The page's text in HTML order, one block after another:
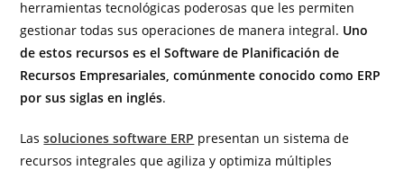
herramientas tecnológicas poderosas que les permiten
gestionar todas sus operaciones de manera integral. Uno
de estos recursos es el Software de Planificación de
Recursos Empresariales, comúnmente conocido como ERP
por sus siglas en inglés.
Lassoluciones software ERP presentan un sistema de
recursos integrales que agiliza y optimiza múltiples